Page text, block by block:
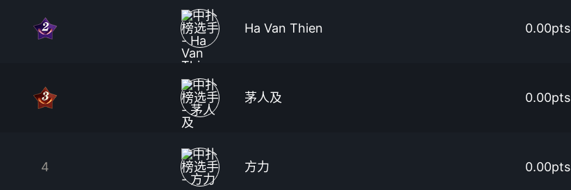
Ha Van Thien 0.00pts
茅人及 0.00pts
4 方力 0.00pts